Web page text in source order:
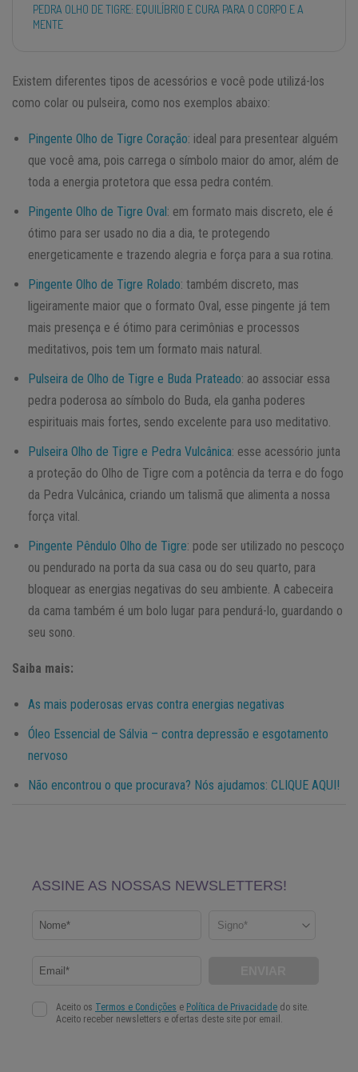
PEDRA OLHO DE TIGRE: EQUILÍBRIO E CURA PARA O CORPO E A
MENTE
Existem diferentes tipos de acessórios e você pode utilizá-los
como colar ou pulseira, como nos exemplos abaixo:
Pingente Olho de Tigre Coração: ideal para presentear alguém
que você ama, pois carrega o símbolo maior do amor, além de
toda a energia protetora que essa pedra contém.
Pingente Olho de Tigre Oval: em formato mais discreto, ele é
ótimo para ser usado no dia a dia, te protegendo
energeticamente e trazendo alegria e força para a sua rotina.
Pingente Olho de Tigre Rolado: também discreto, mas
ligeiramente maior que o formato Oval, esse pingente já tem
mais presença e é ótimo para cerimônias e processos
meditativos, pois tem um formato mais natural.
Pulseira de Olho de Tigre e Buda Prateado: ao associar essa
pedra poderosa ao símbolo do Buda, ela ganha poderes
espirituais mais fortes, sendo excelente para uso meditativo.
Pulseira Olho de Tigre e Pedra Vulcânica: esse acessório junta
a proteção do Olho de Tigre com a potência da terra e do fogo
da Pedra Vulcânica, criando um talismã que alimenta a nossa
força vital.
Pingente Pêndulo Olho de Tigre: pode ser utilizado no pescoço
ou pendurado na porta da sua casa ou do seu quarto, para
bloquear as energias negativas do seu ambiente. A cabeceira
da cama também é um bolo lugar para pendurá-lo, guardando o
seu sono.
Saiba mais:
As mais poderosas ervas contra energias negativas
Óleo Essencial de Sálvia – contra depressão e esgotamento
nervoso
Não encontrou o que procurava? Nós ajudamos: CLIQUE AQUI!